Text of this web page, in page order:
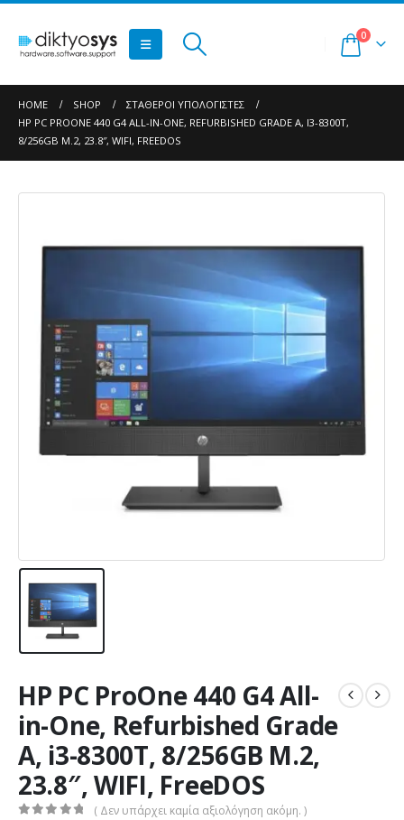
0
HOME SHOP
ΣΤΑΘΕΡΟΊ ΥΠΟΛΟΓΙΣΤΈΣ
HP PC PROONE 440 G4 ALL-IN-ONE, REFURBISHED GRADE A, I3-8300T,
8/256GB M.2, 23.8″, WIFI, FREEDOS
HP PC ProOne 440 G4 All-
in-One, Refurbished Grade
A, i3-8300T, 8/256GB M.2,
23.8″, WIFI, FreeDOS
( Δεν υπάρχει καμία αξιολόγηση ακόμη. )